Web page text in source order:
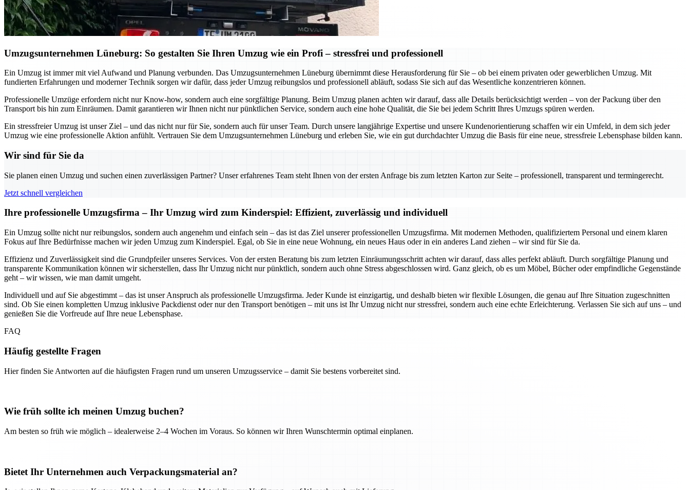
Umzugsunternehmen Lüneburg: So gestalten Sie Ihren Umzug wie ein Profi – stressfrei und professionell
Ein Umzug ist immer mit viel Aufwand und Planung verbunden. Das Umzugsunternehmen Lüneburg übernimmt diese Herausforderung für Sie – ob bei einem privaten oder gewerblichen Umzug. Mit
fundierten Erfahrungen und moderner Technik sorgen wir dafür, dass jeder Umzug reibungslos und professionell abläuft, sodass Sie sich auf das Wesentliche konzentrieren können.
Professionelle Umzüge erfordern nicht nur Know-how, sondern auch eine sorgfältige Planung. Beim Umzug planen achten wir darauf, dass alle Details berücksichtigt werden – von der Packung über den
Transport bis hin zum Einräumen. Damit garantieren wir Ihnen nicht nur pünktlichen Service, sondern auch eine hohe Qualität, die Sie bei jedem Schritt Ihres Umzugs spüren werden.
Ein stressfreier Umzug ist unser Ziel – und das nicht nur für Sie, sondern auch für unser Team. Durch unsere langjährige Expertise und unsere Kundenorientierung schaffen wir ein Umfeld, in dem sich jeder
Umzug wie eine professionelle Aktion anfühlt. Vertrauen Sie dem Umzugsunternehmen Lüneburg und erleben Sie, wie ein gut durchdachter Umzug die Basis für eine neue, stressfreie Lebensphase bilden kann.
Wir sind für Sie da
Sie planen einen Umzug und suchen einen zuverlässigen Partner? Unser erfahrenes Team steht Ihnen von der ersten Anfrage bis zum letzten Karton zur Seite – professionell, transparent und termingerecht.
Jetzt schnell vergleichen
Ihre professionelle Umzugsfirma – Ihr Umzug wird zum Kinderspiel: Effizient, zuverlässig und individuell
Ein Umzug sollte nicht nur reibungslos, sondern auch angenehm und einfach sein – das ist das Ziel unserer professionellen Umzugsfirma. Mit modernen Methoden, qualifiziertem Personal und einem klaren
Fokus auf Ihre Bedürfnisse machen wir jeden Umzug zum Kinderspiel. Egal, ob Sie in eine neue Wohnung, ein neues Haus oder in ein anderes Land ziehen – wir sind für Sie da.
Effizienz und Zuverlässigkeit sind die Grundpfeiler unseres Services. Von der ersten Beratung bis zum letzten Einräumungsschritt achten wir darauf, dass alles perfekt abläuft. Durch sorgfältige Planung und
transparente Kommunikation können wir sicherstellen, dass Ihr Umzug nicht nur pünktlich, sondern auch ohne Stress abgeschlossen wird. Ganz gleich, ob es um Möbel, Bücher oder empfindliche Gegenstände
geht – wir wissen, wie man damit umgeht.
Individuell und auf Sie abgestimmt – das ist unser Anspruch als professionelle Umzugsfirma. Jeder Kunde ist einzigartig, und deshalb bieten wir flexible Lösungen, die genau auf Ihre Situation zugeschnitten
sind. Ob Sie einen kompletten Umzug inklusive Packdienst oder nur den Transport benötigen – mit uns ist Ihr Umzug nicht nur stressfrei, sondern auch eine echte Erleichterung. Verlassen Sie sich auf uns – und
genießen Sie die Vorfreude auf Ihre neue Lebensphase.
FAQ
Häufig gestellte Fragen
Hier finden Sie Antworten auf die häufigsten Fragen rund um unseren Umzugsservice – damit Sie bestens vorbereitet sind.
Wie früh sollte ich meinen Umzug buchen?
Am besten so früh wie möglich – idealerweise 2–4 Wochen im Voraus. So können wir Ihren Wunschtermin optimal einplanen.
Bietet Ihr Unternehmen auch Verpackungsmaterial an?